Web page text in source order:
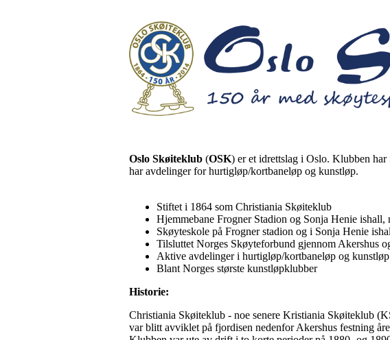
Oslo Skøiteklub (OSK) er et idrettslag i Oslo. Klubben
har avdelinger for hurtigløp/kortbaneløp og kunstløp.
Stiftet i 1864 som Christiania Skøiteklub
Hjemmebane Frogner Stadion og Sonja Henie
Skøyteskole på Frogner stadion og i Sonja Henie
Tilsluttet Norges Skøyteforbund gjennom Akershus
Aktive avdelinger i hurtigløp/kortbaneløp og kunstløp
Blant Norges største kunstløpklubber
Historie:
Christiania Skøiteklub - noe senere Kristiania Skøiteklub
var blitt avviklet på fjordisen nedenfor Akershus festning